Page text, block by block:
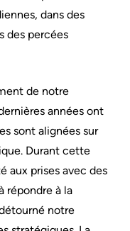
Food
shops
Orientations
Stratégiques
dans des
des percées
de notre
années ont
sont alignées sur
Durant cette
aux prises avec des
répondre à la
notre